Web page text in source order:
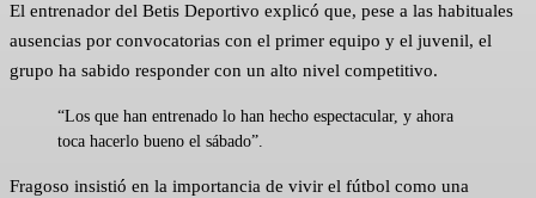
El entrenador del Betis Deportivo explicó que, pese a las habituales
ausencias por convocatorias con el primer equipo y el juvenil, el
grupo ha sabido responder con un alto nivel competitivo.
“Los que han entrenado lo han hecho espectacular, y ahora
toca hacerlo bueno el sábado”.
Fragoso insistió en la importancia de vivir el fútbol como una